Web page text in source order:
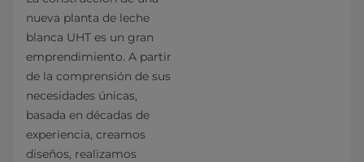
nueva planta de leche
blanca UHT es un gran
emprendimiento. A partir
de la comprensión de sus
necesidades únicas,
basada en décadas de
experiencia, creamos
diseños, realizamos